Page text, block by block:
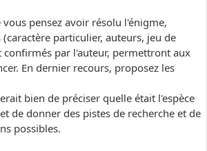
vous pensez avoir résolu l'énigme,
particulier, auteurs, jeu de
confirmés par l'auteur, permettront aux
En dernier recours, proposez les
bien de préciser quelle était l'espèce
de donner des pistes de recherche et de
possibles.